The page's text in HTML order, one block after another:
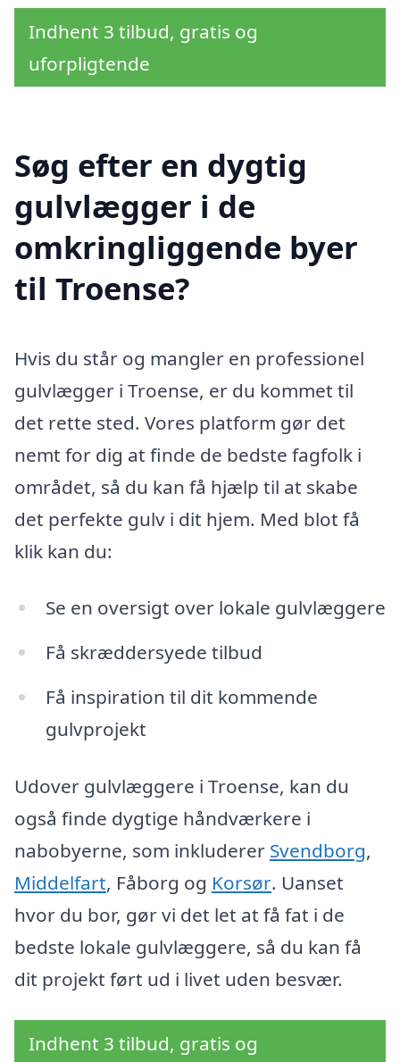
Indhent 3 tilbud, gratis og
uforpligtende
Søg efter en dygtig
gulvlægger i de
omkringliggende byer
til Troense?
Hvis du står og mangler en professionel
gulvlægger i Troense, er du kommet til
det rette sted. Vores platform gør det
nemt for dig at finde de bedste fagfolk i
området, så du kan få hjælp til at skabe
det perfekte gulv i dit hjem. Med blot få
klik kan du:
Se en oversigt over lokale gulvlæggere
Få skræddersyede tilbud
Få inspiration til dit kommende
gulvprojekt
Udover gulvlæggere i Troense, kan du
også finde dygtige håndværkere i
nabobyerne, som inkluderer Svendborg,
Middelfart, Fåborg og Korsør. Uanset
hvor du bor, gør vi det let at få fat i de
bedste lokale gulvlæggere, så du kan få
dit projekt ført ud i livet uden besvær.
Indhent 3 tilbud, gratis og